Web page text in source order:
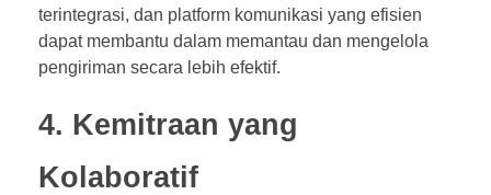
terintegrasi, dan platform komunikasi yang efisien
dapat membantu dalam memantau dan mengelola
pengiriman secara lebih efektif.
4. Kemitraan yang
Kolaboratif